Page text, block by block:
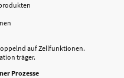
auf Zellfunktionen.
träger.
Prozesse